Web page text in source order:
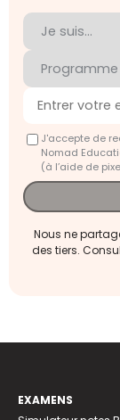
J'accepte de
Nomad
(à l’aide de
Nous ne
des tiers.
EXAMENS